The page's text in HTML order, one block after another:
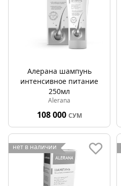
Алерана шампунь
интенсивное питание
250мл
Alerana
108 000 СУМ
нет в наличии